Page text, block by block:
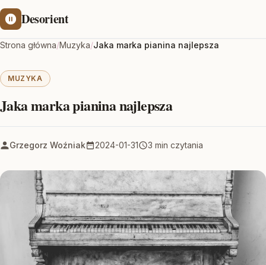
Desorient
Strona główna/Muzyka/Jaka marka pianina najlepsza
MUZYKA
Jaka marka pianina najlepsza
Grzegorz Woźniak 2024-01-31 3 min czytania